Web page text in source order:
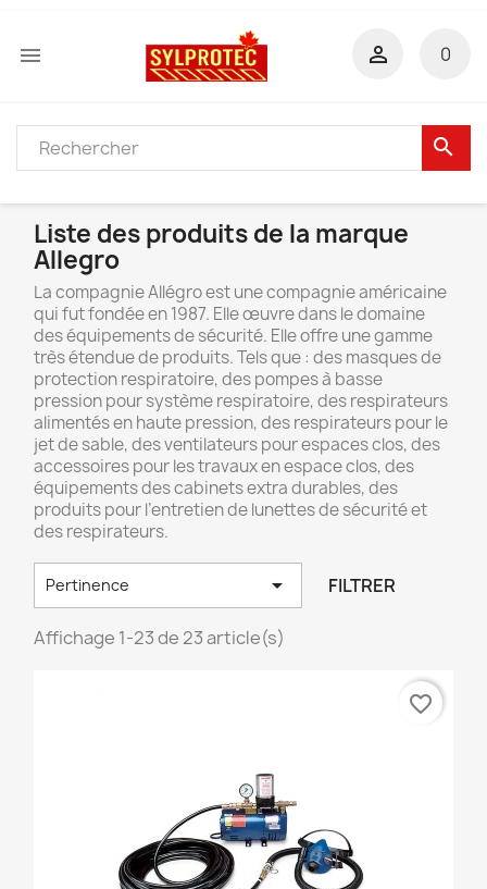
 0

search
Liste des produits de la marque
Allegro
La compagnie Allégro est une compagnie américaine
qui fut fondée en 1987. Elle œuvre dans le domaine
des équipements de sécurité. Elle offre une gamme
très étendue de produits. Tels que : des masques de
protection respiratoire, des pompes à basse
pression pour système respiratoire, des respirateurs
alimentés en haute pression, des respirateurs pour le
jet de sable, des ventilateurs pour espaces clos, des
accessoires pour les travaux en espace clos, des
équipements des cabinets extra durables, des
produits pour l’entretien de lunettes de sécurité et
des respirateurs.
Pertinence  FILTRER
Affichage 1-23 de 23 article(s)
favorite_border